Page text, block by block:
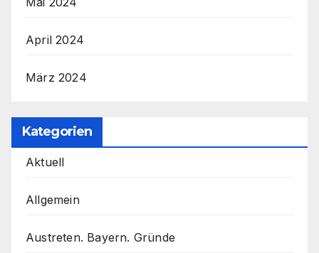
April 2024
März 2024
Kategorien
Aktuell
Allgemein
Austreten. Bayern. Gründe